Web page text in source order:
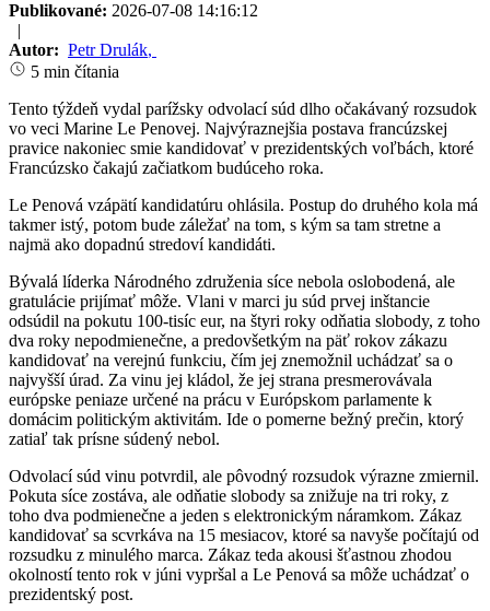
Publikované: 2026-07-08 14:16:12
|
Autor: Petr Drulák,
5 min čítania
Tento týždeň vydal parížsky odvolací súd dlho očakávaný rozsudok
vo veci Marine Le Penovej. Najvýraznejšia postava francúzskej
pravice nakoniec smie kandidovať v prezidentských voľbách, ktoré
Francúzsko čakajú začiatkom budúceho roka.
Le Penová vzápätí kandidatúru ohlásila. Postup do druhého kola má
takmer istý, potom bude záležať na tom, s kým sa tam stretne a
najmä ako dopadnú stredoví kandidáti.
Bývalá líderka Národného združenia síce nebola oslobodená, ale
gratulácie prijímať môže. Vlani v marci ju súd prvej inštancie
odsúdil na pokutu 100-tisíc eur, na štyri roky odňatia slobody, z toho
dva roky nepodmienečne, a predovšetkým na päť rokov zákazu
kandidovať na verejnú funkciu, čím jej znemožnil uchádzať sa o
najvyšší úrad. Za vinu jej kládol, že jej strana presmerovávala
európske peniaze určené na prácu v Európskom parlamente k
domácim politickým aktivitám. Ide o pomerne bežný prečin, ktorý
zatiaľ tak prísne súdený nebol.
Odvolací súd vinu potvrdil, ale pôvodný rozsudok výrazne zmiernil.
Pokuta síce zostáva, ale odňatie slobody sa znižuje na tri roky, z
toho dva podmienečne a jeden s elektronickým náramkom. Zákaz
kandidovať sa scvrkáva na 15 mesiacov, ktoré sa navyše počítajú od
rozsudku z minulého marca. Zákaz teda akousi šťastnou zhodou
okolností tento rok v júni vypršal a Le Penová sa môže uchádzať o
prezidentský post.